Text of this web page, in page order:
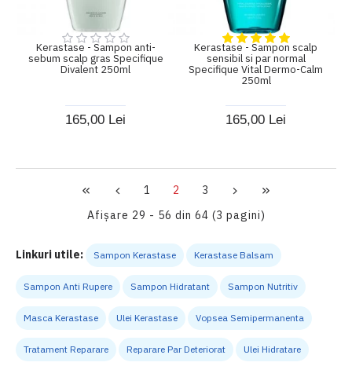
Kerastase - Sampon anti-
sebum scalp gras Specifique
Divalent 250ml
165,00 Lei
Kerastase - Sampon scalp
sensibil si par normal
Specifique Vital Dermo-Calm
250ml
165,00 Lei
1 2
3
Afişare 29 - 56 din 64 (3 pagini)
Linkuri utile: Sampon Kerastase Kerastase Balsam
Sampon Anti Rupere Sampon Hidratant Sampon Nutritiv
Masca Kerastase Ulei Kerastase Vopsea Semipermanenta
Tratament Reparare Reparare Par Deteriorat Ulei Hidratare